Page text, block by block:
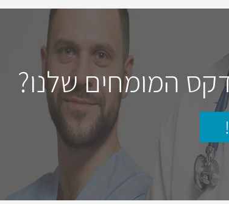
תרופות קשורות
המומחים שלנו?